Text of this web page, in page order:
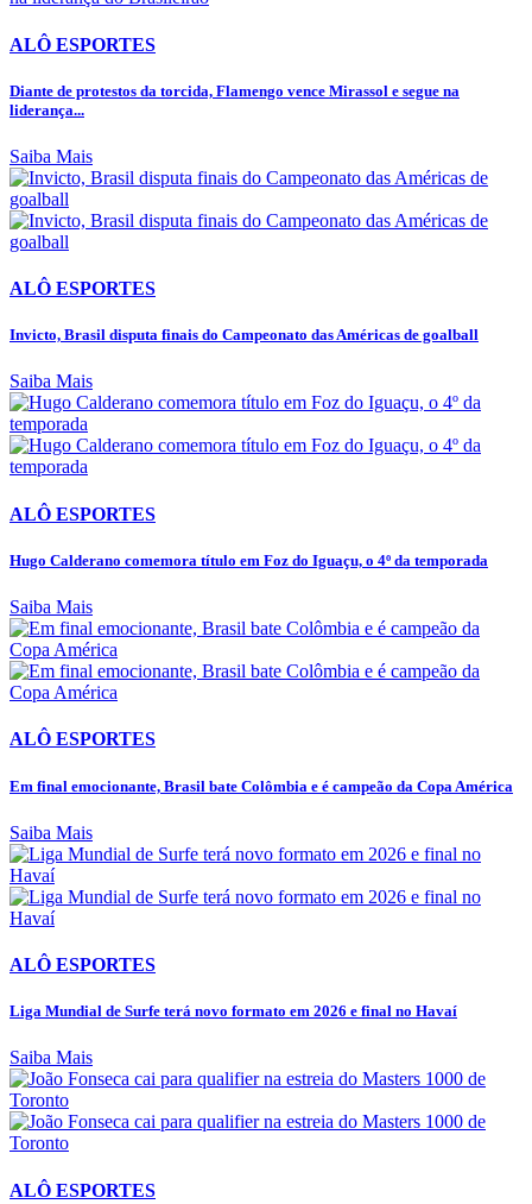
ALÔ ESPORTES
Diante de protestos da torcida, Flamengo vence Mirassol e segue na
liderança...
Saiba Mais
ALÔ ESPORTES
Invicto, Brasil disputa finais do Campeonato das Américas de goalball
Saiba Mais
ALÔ ESPORTES
Hugo Calderano comemora título em Foz do Iguaçu, o 4º da temporada
Saiba Mais
ALÔ ESPORTES
Em final emocionante, Brasil bate Colômbia e é campeão da Copa América
Saiba Mais
ALÔ ESPORTES
Liga Mundial de Surfe terá novo formato em 2026 e final no Havaí
Saiba Mais
ALÔ ESPORTES